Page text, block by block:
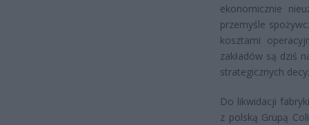
ekonomicznie
przemyśle
kosztami
zakładów są dziś
strategicznych
Do likwidacji
z polską Grupą